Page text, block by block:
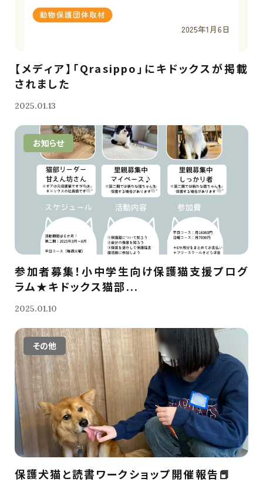
【メディア】「Qrasippo」にキドックスが掲載
されました
2025.01.13
お知らせ
参加者募集！小中学生向け保護猫支援プログ
ラム★キドックス猫部...
2025.01.10
その他
保護犬猫と読書ワークショップ開催報告📕